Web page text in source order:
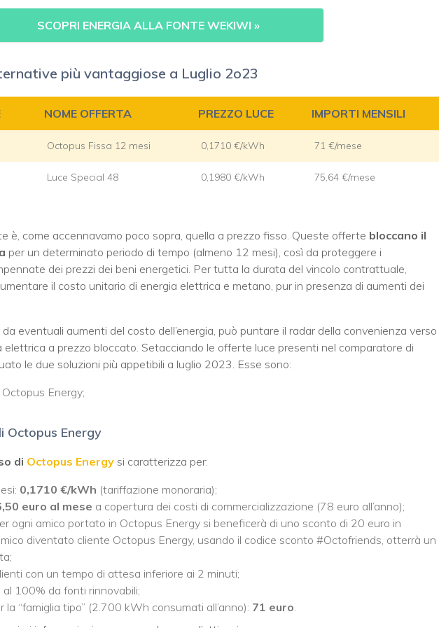
SCOPRI ENERGIA ALLA FONTE WEKIWI »
più vantaggiose a Luglio 2o23
NOME OFFERTA PREZZO LUCE IMPORTI MENSILI
Octopus Fissa 12 mesi 0,1710 €/kWh 71 €/mese
Luce Special 48 0,1980 €/kWh 75,64 €/mese
è, come accennavamo poco sopra, quella a prezzo fisso. Queste offerte bloccano il
per un determinato periodo di tempo (almeno 12 mesi), così da proteggere i
dei prezzi dei beni energetici. Per tutta la durata del vincolo contrattuale,
il costo unitario di energia elettrica e metano, pur in presenza di aumenti dei
eventuali aumenti del costo dell’energia, può puntare il radar della convenienza verso
a prezzo bloccato. Setacciando le offerte luce presenti nel comparatore di
le due soluzioni più appetibili a luglio 2023. Esse sono:
Energy;
Octopus Energy
di Octopus Energy si caratterizza per:
0,1710 €/kWh (tariffazione monoraria);
euro al mese a copertura dei costi di commercializzazione (78 euro all’anno);
ogni amico portato in Octopus Energy si beneficerà di uno sconto di 20 euro in
diventato cliente Octopus Energy, usando il codice sconto #Octofriends, otterrà un
con un tempo di attesa inferiore ai 2 minuti;
100% da fonti rinnovabili;
“famiglia tipo” (2.700 kWh consumati all’anno): 71 euro